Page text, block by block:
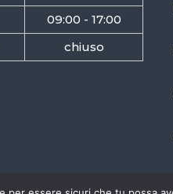
09:00 - 17:00
chiuso